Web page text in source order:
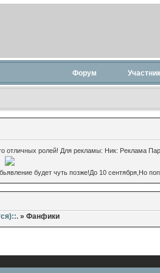
Форум
отличных ролей! Для рекламы: Ник: Реклама
будет чуть позже!До 10 сентября,Но
»Фанфики